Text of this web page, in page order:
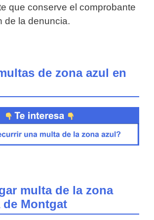
que conserve el comprobante
de la denuncia.
de zona azul en
multa de la zona
de Montgat